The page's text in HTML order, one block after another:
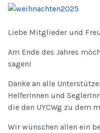
Liebe Mitglieder und
Am Ende des Jahres
sagen!
Danke an alle
HelferInnen und
die den UYCWg zu dem
Wir wünschen allen ein